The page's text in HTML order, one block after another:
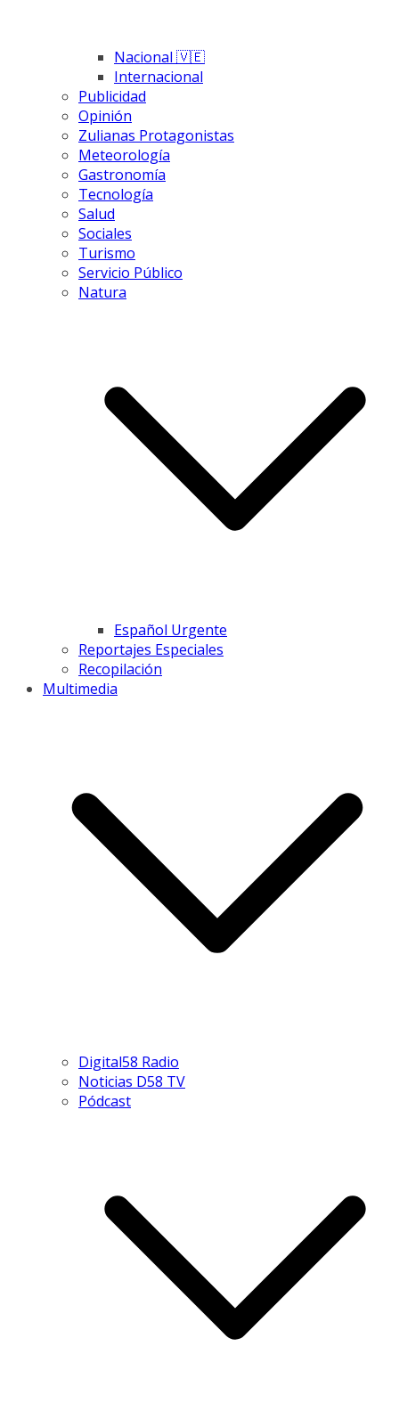
Nacional 🇻🇪
Internacional
Publicidad
Opinión
Zulianas Protagonistas
Meteorología
Gastronomía
Tecnología
Salud
Sociales
Turismo
Servicio Público
Natura
Español Urgente
Reportajes Especiales
Recopilación
Multimedia
Digital58 Radio
Noticias D58 TV
Pódcast